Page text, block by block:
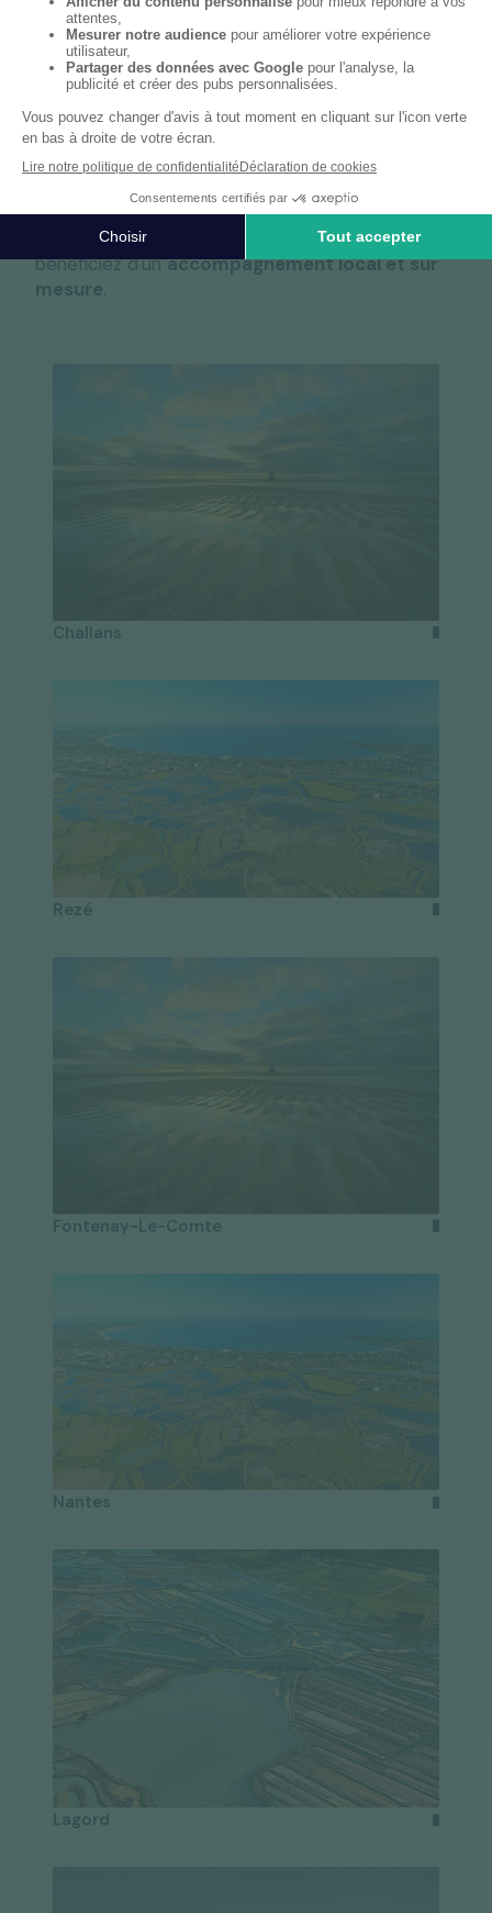
Un bureau RYDGE Conseil près de chez vous
BureauxRYDGE Conseil
proches de La Roche-sur-
Yon
Trouvez dès aujourd'hui votreinterlocuteur
préféré RYDGE Conseil
près de chez vous et
bénéficiez d'unaccompagnement local et sur
mesure
Challans
Rezé
Fontenay-Le-Comte
Nantes
Lagord